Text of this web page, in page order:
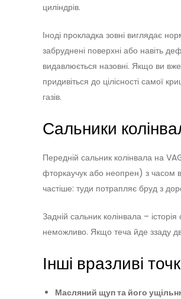
циліндрів.
Іноді прокладка зовні виглядає
забруднені поверхні або навіть
видавлюється назовні. Якщо ви
придивіться до цілісності самої
газів.
Сальники
Передній сальник колінвала на
фторкаучук або неопрен) з часом
частіше: туди потрапляє бруд з
Задній сальник колінвала –
неможливо. Якщо теча йде ззаду
Інші вразливі
Масляний щуп та його